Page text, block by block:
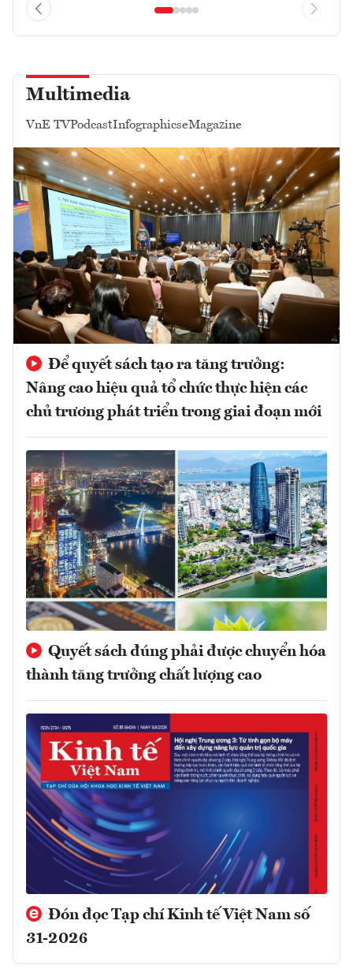
Multimedia
VnE TVPodcastInfographicseMagazine
Để quyết sách tạo ra tăng trưởng:
Nâng cao hiệu quả tổ chức thực hiện các
chủ trương phát triển trong giai đoạn mới
Quyết sách đúng phải được chuyển hóa
thành tăng trưởng chất lượng cao
Đón đọc Tạp chí Kinh tế Việt Nam số
31-2026